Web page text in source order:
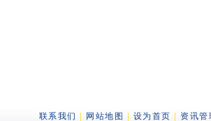
联系我们 | 网站地图 | 设为首页 | 资讯管